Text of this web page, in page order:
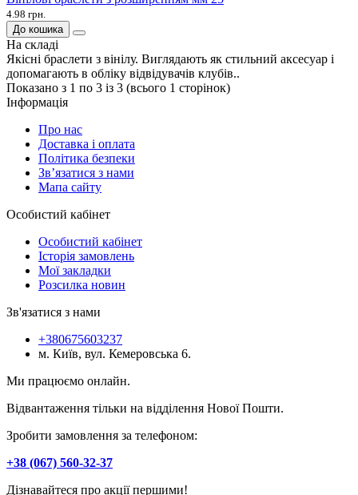
4.98 грн.
До кошика
На складі
Якісні браслети з вінілу. Виглядають як стильний аксесуар і
допомагають в обліку відвідувачів клубів..
Показано з 1 по 3 із 3 (всього 1 сторінок)
Інформація
Про нас
Доставка і оплата
Політика безпеки
Зв’язатися з нами
Мапа сайту
Особистий кабінет
Особистий кабінет
Історія замовлень
Мої закладки
Розсилка новин
Зв'язатися з нами
+380675603237
м. Київ, вул. Кемеровська 6.
Ми працюємо онлайн.
Відвантаження тільки на відділення Нової Пошти.
Зробити замовлення за телефоном:
+38 (067) 560-32-37
Дізнавайтеся про акції першими!